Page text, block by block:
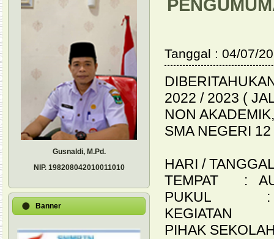
Gusnaldi, M.Pd.
NIP. 198208042010011010
Banner
Tanggal : 04/07/
2022 / 2023 (
NON
SMA NEGERI
HARI /
TEMPAT :
PUKUL :
KEGIATAN :
PIHAK